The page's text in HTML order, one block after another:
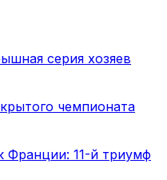
серия хозяев
чемпионата
Франции: 11-й триумф